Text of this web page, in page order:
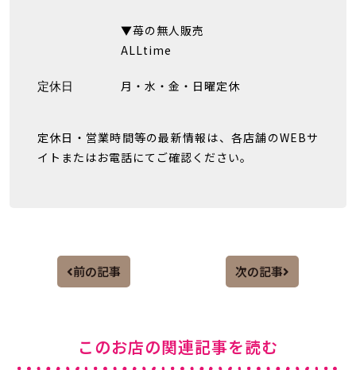
▼苺の無人販売
ALLtime
定休日 月・水・金・日曜定休
定休日・営業時間等の最新情報は、各店舗のWEBサ
イトまたはお電話にてご確認ください。
前の記事 次の記事
このお店の関連記事を読む